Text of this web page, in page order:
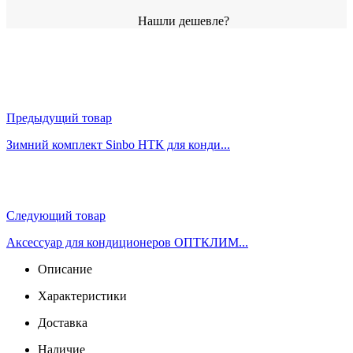
Нашли дешевле?
Предыдущий товар
Зимний комплект Sinbo НТК для конди...
Следующий товар
Аксессуар для кондиционеров ОПТКЛИМ...
Описание
Характеристики
Доставка
Наличие